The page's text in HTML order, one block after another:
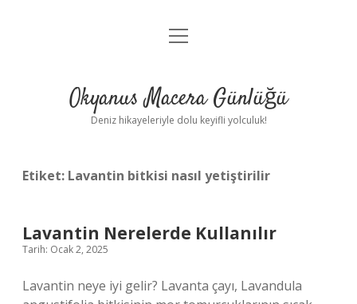
Anasayfa
Yasal Uyarı
menüyü
Okyanus Macera Günlüğü
Deniz hikayeleriyle dolu keyifli yolculuk!
Etiket: Lavantin bitkisi nasıl yetiştirilir
Lavantin Nerelerde Kullanılır
Tarih: Ocak 2, 2025
Lavantin neye iyi gelir? Lavanta çayı, Lavandula